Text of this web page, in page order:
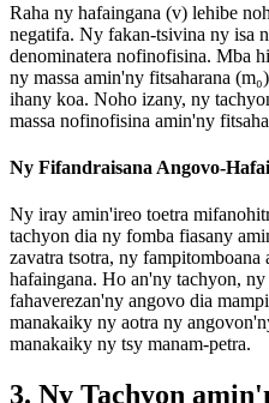
Raha ny hafaingana (v) lehibe
negatifa. Ny fakan-tsivina ny isa
denominatera nofinofisina. Mba
ny massa amin'ny fitsaharana
ihany koa. Noho izany, ny
massa nofinofisina amin'ny
Ny Fifandraisana Angovo-
Ny iray amin'ireo toetra
tachyon dia ny fomba fiasany
zavatra tsotra, ny
hafaingana. Ho an'ny tachyon,
fahaverezan'ny angovo dia
manakaiky ny aotra ny
manakaiky ny tsy manam-petra.
3. Ny Tachyon